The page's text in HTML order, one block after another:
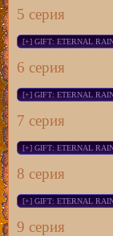
5 серия
6 серия
7 серия
8 серия
9 серия